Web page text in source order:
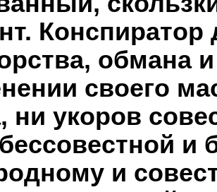
обмана
своего
ни укоров
и
и